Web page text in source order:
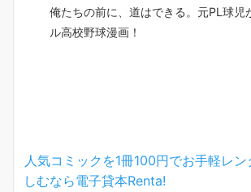
俺たちの前に、道はできる。元PL球児
ル高校野球漫画！
人気コミックを1冊100円でお手軽レ
しむなら電子貸本Renta!